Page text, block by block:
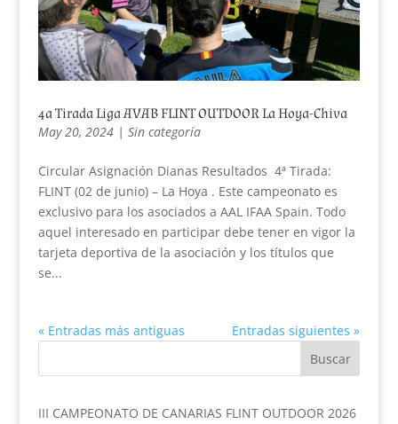
4a Tirada Liga AVAB FLINT OUTDOOR La Hoya-Chiva
May 20, 2024| Sin categoría
Circular Asignación Dianas Resultados 4ª Tirada:
FLINT (02 de junio) – La Hoya . Este campeonato es
exclusivo para los asociados a AAL IFAA Spain. Todo
aquel interesado en participar debe tener en vigor la
tarjeta deportiva de la asociación y los títulos que
se...
« Entradas más antiguas Entradas siguientes »
III CAMPEONATO DE CANARIAS FLINT OUTDOOR 2026